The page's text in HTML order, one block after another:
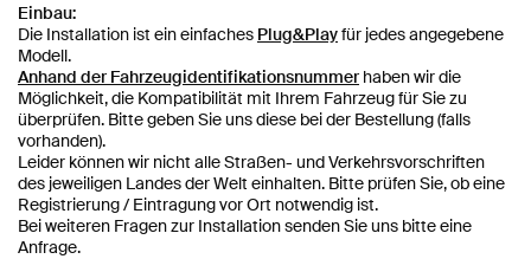
Einbau:
Die Installation ist ein einfaches Plug&Playfür jedes angegebene
Modell.
Anhand der Fahrzeugidentifikationsnummer haben wir die
Möglichkeit, die Kompatibilität mit Ihrem Fahrzeug für Sie zu
überprüfen. Bitte geben Sie uns diese bei der Bestellung (falls
vorhanden).
Leider können wir nicht alle Straßen- und Verkehrsvorschriften
des jeweiligen Landes der Welt einhalten. Bitte prüfen Sie, ob eine
Registrierung / Eintragung vor Ort notwendig ist.
Bei weiteren Fragen zur Installation senden Sie uns bitte eine
Anfrage.